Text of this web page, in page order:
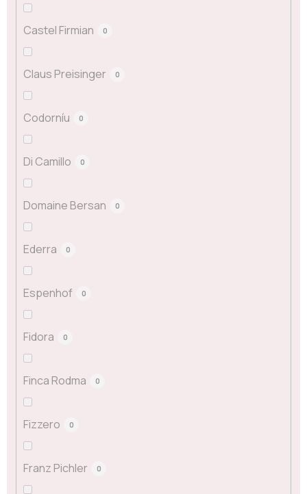
Castel Firmian 0
Claus Preisinger 0
Codorníu 0
Di Camillo 0
Domaine Bersan 0
Ederra 0
Espenhof 0
Fidora 0
Finca Rodma 0
Fizzero 0
Franz Pichler 0